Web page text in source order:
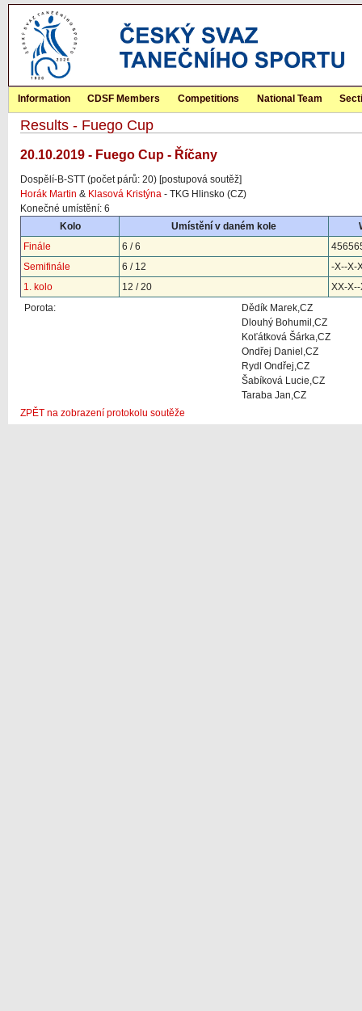
Information CDSF Members Competitions National Team
Results - Fuego Cup
20.10.2019 - Fuego Cup - Říčany
Dospělí-B-STT (počet párů: 20) [postupová soutěž]
Horák Martin & Klasová Kristýna - TKG Hlinsko (CZ)
Konečné umístění: 6
Kolo
Umístění v daném kole
Finále
6 / 6
Semifinále
6 / 12
-X--X-
1. kolo
12 / 20
XX-X--
Porota:
Dědík Marek,CZ
Dlouhý Bohumil,CZ
Koťátková Šárka,CZ
Ondřej Daniel,CZ
Rydl Ondřej,CZ
Šabíková Lucie,CZ
Taraba Jan,CZ
ZPĚT na zobrazení protokolu soutěže